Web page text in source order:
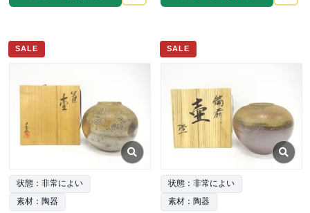
SALE
状態：非常によい
素材：陶器
SALE
状態：非常によい
素材：陶器